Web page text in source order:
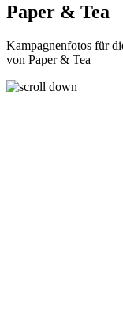
Paper & Tea
Kampagnenfotos für
von Paper & Tea